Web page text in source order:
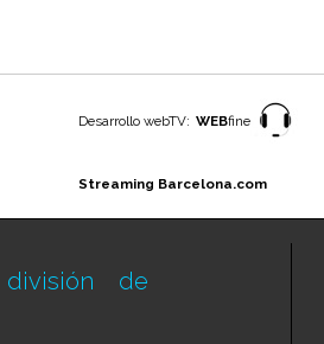
Desarrollo webTV: WEBfine
Streaming Barcelona.com
de